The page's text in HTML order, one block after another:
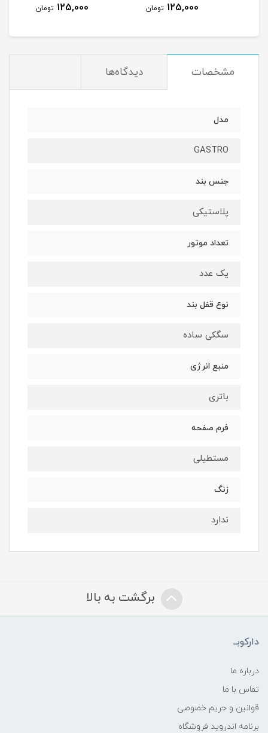
125,000 تومان 125,000 تومان
مشخصات دیدگاه‌ها
مدل
GASTRO
جنس بند
پلاستیکی
تعداد موتور
یک عدد
نوع قفل بند
سگکی ساده
منبع انرژی
باتری
فرم صفحه
مستطیلی
زنگ
ندارد
برگشت به بالا
دارکوبــ
درباره ما
تماس با ما
قوانین و حریم خصوصی
برنامه اندروید فروشگاه